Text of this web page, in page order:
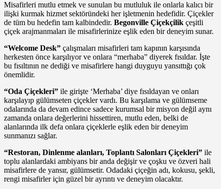
Misafirleri mutlu etmek ve sunulan bu mutluluk ile onlarla kalıcı bir
ilişki kurmak hizmet sektöründeki her işletmenin hedefidir. Çiçekler
de tüm bu hedefin tam kalbindedir. Begonville Çiçekçilik çeşitli
çiçek arajmanmaları ile misafirlerinize eşlik eden bir deneyim sunar.
“Welcome Desk” çalışmaları misafirleri tam kapının karşısında
herkesten önce karşılıyor ve onlara “merhaba” diyerek fısıldar. İşte
bu fısıltının ne dediği ve misafirlere hangi duyguyu yansıttığı çok
önemlidir.
“Oda Çiçekleri” ile girişte ‘Merhaba’ diye fısıldayan ve onları
karşılayıp gülümseten çiçekler vardı. Bu karşılama ve gülümseme
odalarında da devam edince sadece kurumsal bir misyon değil aynı
zamanda onlara değerlerini hissettiren, mutlu eden, belki de
alanlarında ilk defa onlara çiçeklerle eşlik eden bir deneyim
sunmanızı sağlar.
“Restoran, Dinlenme alanları, Toplantı Salonları Çiçekleri” ile
toplu alanlardaki ambiyans bir anda değişir ve çoşku ve özveri hali
misafirlere de yansır, gülümsetir. Odadaki çiçeğin adı, kokusu, şekli,
rengi misafirler için güzel bir ayrıntı ve deneyim olacaktır.